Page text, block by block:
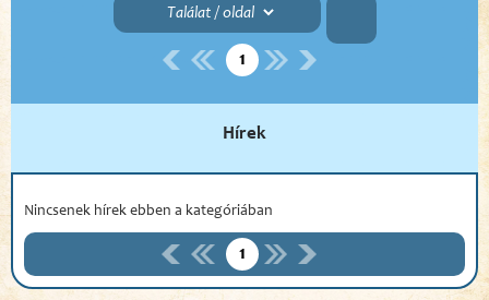
1
Hírek
Nincsenek hírek ebben a kategóriában
1